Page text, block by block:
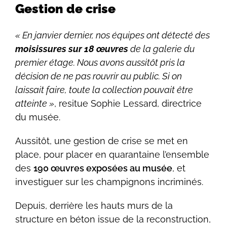
Gestion de crise
« En janvier dernier, nos équipes ont détecté des
moisissures sur 18 œuvresde la galerie du
premier étage. Nous avons aussitôt pris la
décision de ne pas rouvrir au public. Si on
laissait faire, toute la collection pouvait être
atteinte », resitue Sophie Lessard, directrice
du musée.
Aussitôt, une gestion de crise se met en
place, pour placer en quarantaine l’ensemble
des 190 œuvres exposées au musée, et
investiguer sur les champignons incriminés.
Depuis, derrière les hauts murs de la
structure en béton issue de la reconstruction,